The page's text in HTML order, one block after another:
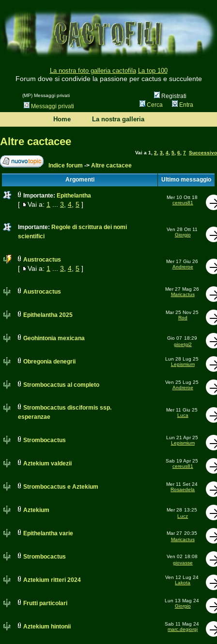
La nostra foto galleria cactofila La top 100
Forum dove si condivide la passione per cactus e succulente
(MP) Messaggi privati
Registrati
Messaggi privati
Cerca Entra
Home La nostra galleria
Altre cactacee
Vai a 1 2 3 4 5 6 7 Successivo
Indice forum -> Altre cactacee
Argomenti Ultimo messaggio
Importante: Epithelantha
[ Vai a: 1 3 4, 5]
Mer 10 Ott 18
cereus81
Importante: Regole di scrittura dei nomi
scientifici
Ven 28 Ott 11
Giorgio
Austrocactus
[ Vai a: 1 3 4, 5]
Mer 17 Giu 26
Andreroe
Austrocactus
Mer 27 Mag 26
Maricactus
Epithelantha 2025
Mar 25 Nov 25
Rod
Geohintonia mexicana Gio 07 18:29
gioetgi2
Obregonia denegrii
Lun 28 Lug 25
Lepismium
Strombocactus al completo
Ven 25 Lug 25
Andreroe
Strombocactus disciformis ssp.
esperanzae
Mer 11 Giu 25
Luca
Strombocactus
Lun 21 Apr 25
Lepismium
Aztekium valdezii
Sab 19 Apr 25
cereus81
Strombocactus e Aztekium
Mer 11 Set 24
Rosaedela
Aztekium Mer 28 13:25
Lucz
Epithelantha varie Mar 27 20:35
Maricactus
Strombocactus Ven 02 18:08
giovasse
Aztekium ritteri 2024
Ven 12 Lug 24
Lakota
Frutti particolari
Lun 13 Mag 24
Giorgio
Aztekium hintonii
Sab 11 Mag 24
marc.degiorgi